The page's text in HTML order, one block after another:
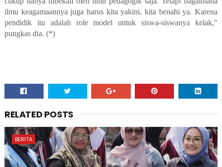
ilmu keagamaannya juga harus kita yakini, kita benahi ya. Karena
pendidik itu adalah role model untuk siswa-siswanya kelak,"
pungkas dia. (*)
RELATED POSTS
BERITA